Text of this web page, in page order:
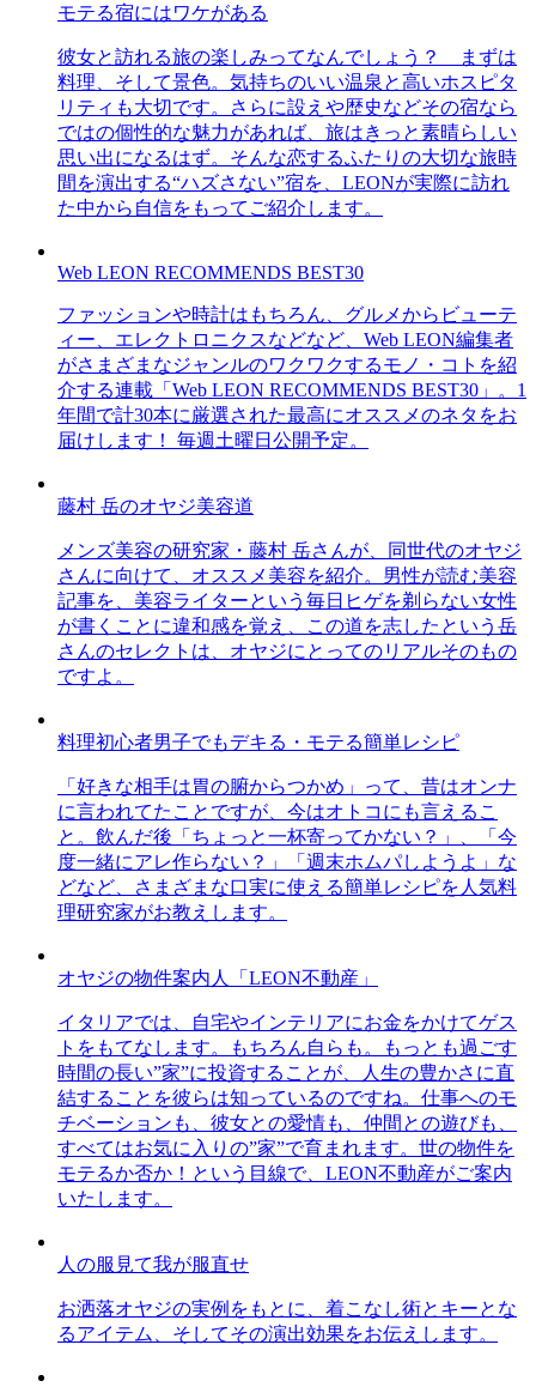
モテる宿にはワケがある
彼女と訪れる旅の楽しみってなんでしょう？ まずは
料理、そして景色。気持ちのいい温泉と高いホスピタ
リティも大切です。さらに設えや歴史などその宿なら
ではの個性的な魅力があれば、旅はきっと素晴らしい
思い出になるはず。そんな恋するふたりの大切な旅時
間を演出する“ハズさない”宿を、LEONが実際に訪れ
た中から自信をもってご紹介します。
Web LEON RECOMMENDS BEST30
ファッションや時計はもちろん、グルメからビューテ
ィー、エレクトロニクスなどなど、Web LEON編集者
がさまざまなジャンルのワクワクするモノ・コトを紹
介する連載「Web LEON RECOMMENDS BEST30」。1
年間で計30本に厳選された最高にオススメのネタをお
届けします！ 毎週土曜日公開予定。
藤村 岳のオヤジ美容道
メンズ美容の研究家・藤村 岳さんが、同世代のオヤジ
さんに向けて、オススメ美容を紹介。男性が読む美容
記事を、美容ライターという毎日ヒゲを剃らない女性
が書くことに違和感を覚え、この道を志したという岳
さんのセレクトは、オヤジにとってのリアルそのもの
ですよ。
料理初心者男子でもデキる・モテる簡単レシピ
「好きな相手は胃の腑からつかめ」って、昔はオンナ
に言われてたことですが、今はオトコにも言えるこ
と。飲んだ後「ちょっと一杯寄ってかない？」、「今
度一緒にアレ作らない？」「週末ホムパしようよ」な
どなど、さまざまな口実に使える簡単レシピを人気料
理研究家がお教えします。
オヤジの物件案内人「LEON不動産」
イタリアでは、自宅やインテリアにお金をかけてゲス
トをもてなします。もちろん自らも。もっとも過ごす
時間の長い”家”に投資することが、人生の豊かさに直
結することを彼らは知っているのですね。仕事へのモ
チベーションも、彼女との愛情も、仲間との遊びも、
すべてはお気に入りの”家”で育まれます。世の物件を
モテるか否か！という目線で、LEON不動産がご案内
いたします。
人の服見て我が服直せ
お洒落オヤジの実例をもとに、着こなし術とキーとな
るアイテム、そしてその演出効果をお伝えします。